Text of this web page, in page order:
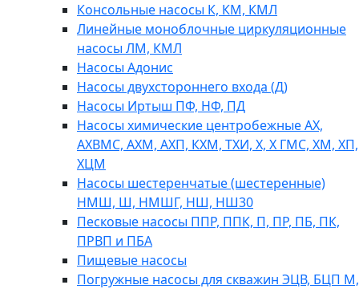
Консольные насосы К, КМ, КМЛ
Линейные моноблочные циркуляционные
насосы ЛМ, КМЛ
Насосы Адонис
Насосы двухстороннего входа (Д)
Насосы Иртыш ПФ, НФ, ПД
Насосы химические центробежные АХ,
АХВМС, АХМ, АХП, КХМ, ТХИ, Х, Х ГМС, ХМ, ХП,
ХЦМ
Насосы шестеренчатые (шестеренные)
НМШ, Ш, НМШГ, НШ, НШ30
Песковые насосы ППР, ППК, П, ПР, ПБ, ПК,
ПРВП и ПБА
Пищевые насосы
Погружные насосы для скважин ЭЦВ, БЦП М,